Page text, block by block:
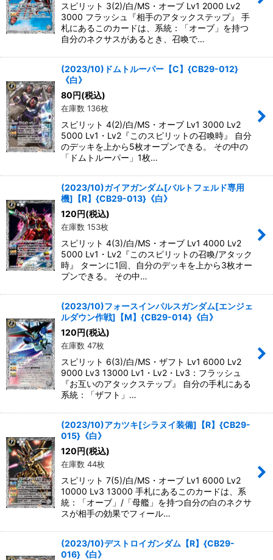
スピリット 3(2)/白/MS・オーブ Lv1 2000 Lv2
3000 フラッシュ『相手のアタックステップ』 手
札にあるこのカードは、系統：「オーブ」を持つ
自分のネクサスがあるとき、召喚で…
(2023/10)ドムトルーパー【C】{CB29-012}
《白》
80円(税込)
在庫数 136枚
スピリット 4(2)/白/MS・オーブ Lv1 3000 Lv2
5000 Lv1・Lv2『このスピリットの召喚時』 自分
のデッキを上から5枚オープンできる。 その中の
「ドムトルーパー」1枚…
(2023/10)ガイアガンダム[バルトフェルド専用
機]【R】{CB29-013}《白》
120円(税込)
在庫数 153枚
スピリット 4(3)/白/MS・オーブ Lv1 4000 Lv2
5000 Lv1・Lv2『このスピリットの召喚/アタック
時』 ターンに1回、自分のデッキを上から3枚オー
プンできる。 その中…
(2023/10)フォースインパルスガンダム[エンジェ
ルダウン作戦]【M】{CB29-014}《白》
120円(税込)
在庫数 47枚
スピリット 6(3)/白/MS・ザフト Lv1 6000 Lv2
9000 Lv3 13000 Lv1・Lv2・Lv3：フラッシュ
『お互いのアタックステップ』 自分の手札にある
系統：「ザフト」…
(2023/10)アカツキ[シラヌイ装備]【R】{CB29-
015}《白》
120円(税込)
在庫数 44枚
スピリット 7(5)/白/MS・オーブ Lv1 6000 Lv2
10000 Lv3 13000 手札にあるこのカードは、系
統：「オーブ」/「母艦」を持つ自分の白のネクサ
スが相手の効果でフィール…
(2023/10)デストロイガンダム【R】{CB29-
016}《白》